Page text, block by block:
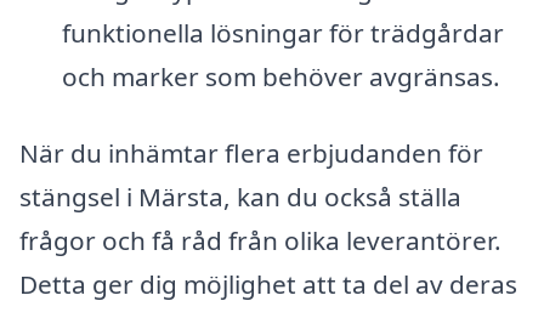
funktionella lösningar för trädgårdar
och marker som behöver avgränsas.
När du inhämtar flera erbjudanden för
stängsel i Märsta, kan du också ställa
frågor och få råd från olika leverantörer.
Detta ger dig möjlighet att ta del av deras